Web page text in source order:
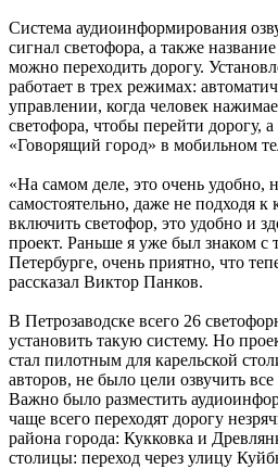
Система аудиоинформирования
сигнал светофора, а также
можно переходить дорогу.
работает в трех режимах:
управлении, когда человек
светофора, чтобы перейти дорогу,
«Говорящий город» в мобильном
«На самом деле, это очень удобно,
самостоятельно, даже не подходя к
включить светофор, это удобно и
проект. Раньше я уже был знаком с
Петербурге, очень приятно, что
рассказал Виктор Панков.
В Петрозаводске всего 26
установить такую систему. Но
стал пилотным для карельской
авторов, не было цели озвучить
Важно было разместить
чаще всего переходят дорогу
района города: Кукковка и
столицы: переход через улицу